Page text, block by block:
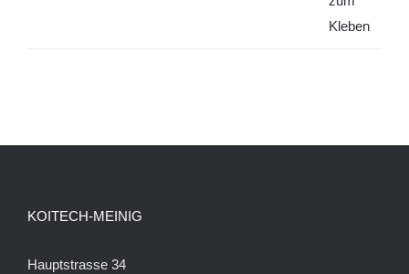
KOITECH-MEINIG
Hauptstrasse 34